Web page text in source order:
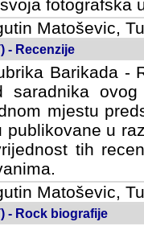
umijeca.
Matoševic,
- Recenzije
Barikada -
saradnika
mjestu
publikovane u
tih
Matoševic,
- Rock biografije